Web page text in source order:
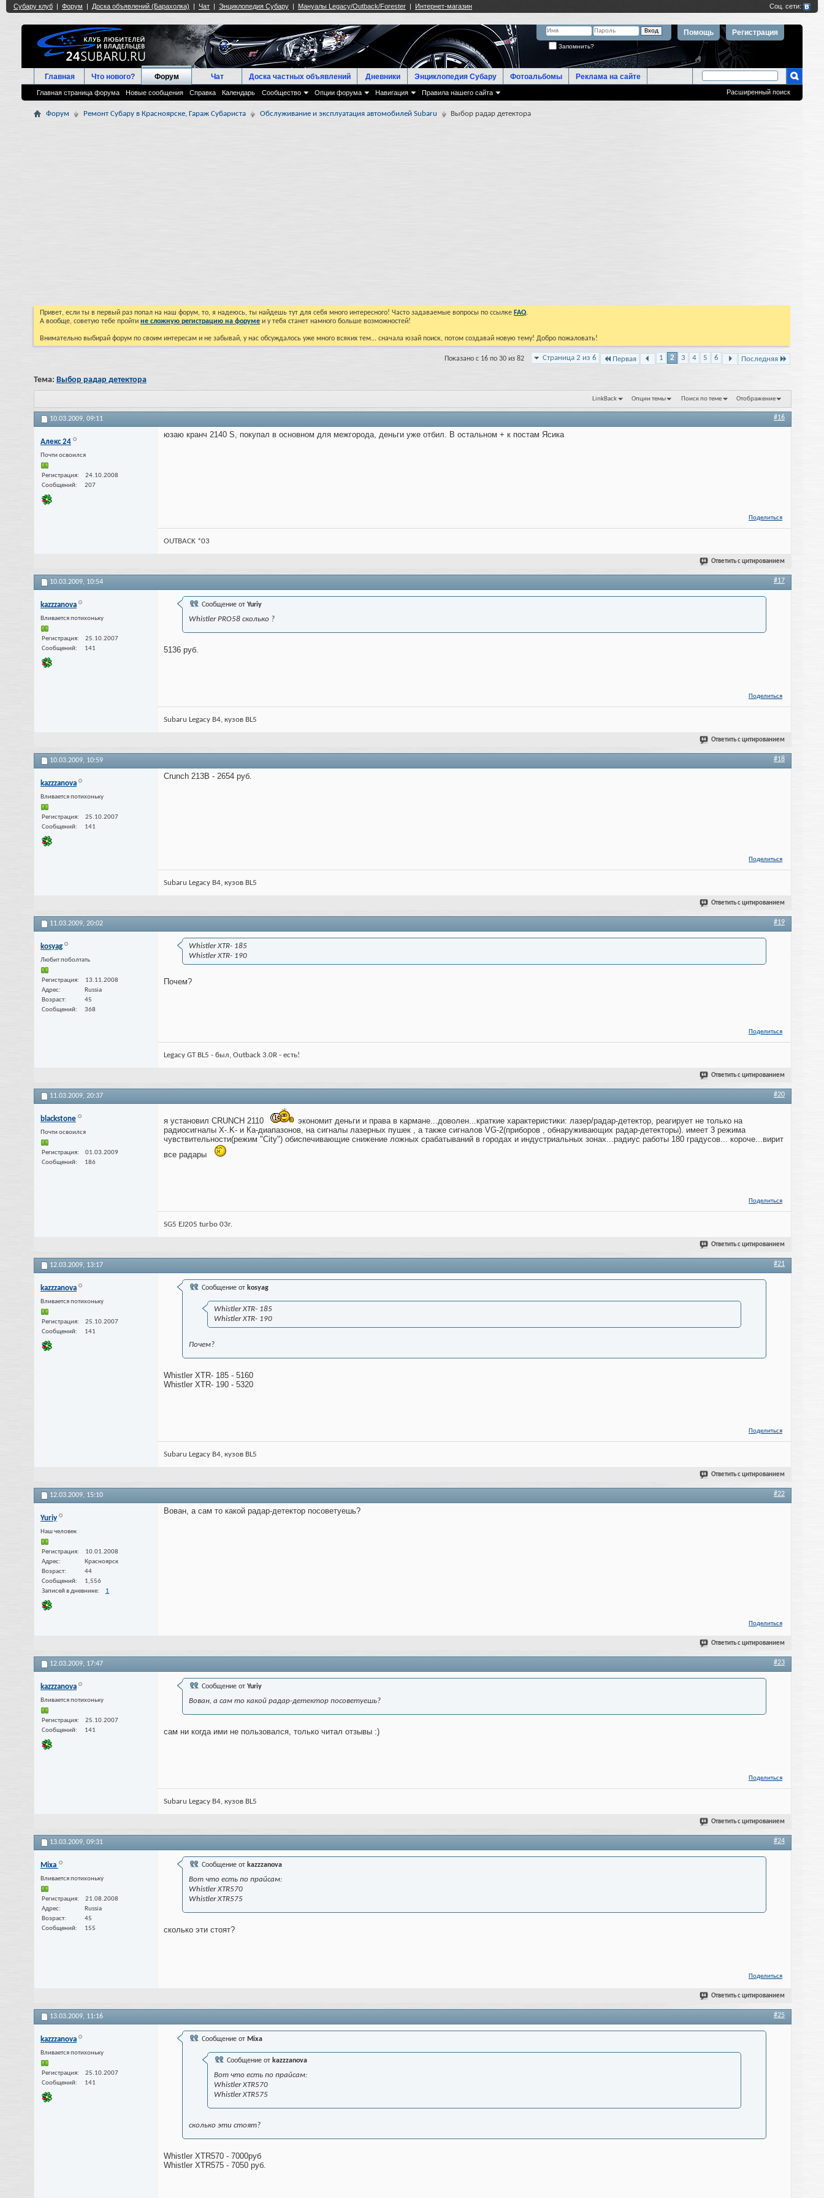
Регистрация
Помощь
Запомнить?
Главная Что нового? Форум
Главная страница форума Новые сообщения Справка Календарь Сообщество Опции форума Навигация Правила нашего сайта
Чат Доска частных объявлений Дневники Энциклопедия Субару Фотоальбомы Реклама на сайте
Расширенный поиск
Форум Ремонт Субару в Красноярске, Гараж Субариста Обслуживание и эксплуатация автомобилей Subaru Выбор радар детектора
Привет, если ты в первый раз попал на наш форум, то, я надеюсь, ты найдешь тут для себя много интересного! Часто задаваемые вопросы по ссылке FAQ.
А вообще, советую тебе пройти не сложную регистрацию на форуме и у тебя станет намного больше возможностей!
Внимательно выбирай форум по своим интересам и не забывай, у нас обсуждалось уже много всяких тем... сначала юзай поиск, потом создавай новую тему! Добро пожаловать!
Страница 2 из 6 Первая 1 2 3 4 5 6 Последняя
Показано с 16 по 30 из 82
Тема: Выбор радар детектора
LinkBack Опции темы Поиск по теме Отображение
10.03.2009, 09:11 #16
Алекс 24
Почти освоился
Регистрация
24.10.2008
Сообщений
207
юзаю кранч 2140 S, покупал в основном для межгорода, деньги уже отбил. В остальном + к постам Ясика
Поделиться
OUTBACK *03
Ответить с цитированием
10.03.2009, 10:54 #17
kazzzanova
Вливается потихоньку
Регистрация
25.10.2007
Сообщений
141
Сообщение от Yuriy
Whistler PRO58 сколько ?
5136 руб.
Поделиться
Subaru Legacy B4, кузов BL5
Ответить с цитированием
10.03.2009, 10:59 #18
kazzzanova
Вливается потихоньку
Регистрация
25.10.2007
Сообщений
141
Crunch 213В - 2654 руб.
Поделиться
Subaru Legacy B4, кузов BL5
Ответить с цитированием
11.03.2009, 20:02 #19
kosyag
Любит поболтать
Регистрация
13.11.2008
Адрес
Russia
Возраст
45
Сообщений
368
Whistler XTR- 185
Whistler XTR- 190
Почем?
Поделиться
Legacy GT BL5 - был, Outback 3.0R - есть!
Ответить с цитированием
11.03.2009, 20:37 #20
blackstone
Почти освоился
Регистрация
01.03.2009
Сообщений
186
я установил CRUNCH 2110
экономит деньги и права в кармане...доволен...краткие характеристики: лазер/радар-детектор, реагирует не только на
радиосигналы X-.K- и Ка-диапазонов, на сигналы лазерных пушек , а также сигналов VG-2(приборов , обнаруживающих радар-детекторы). имеет 3 режима
чувствительности(режим "City") обиспечивающие снижение ложных срабатываний в городах и индустриальных зонах...радиус работы 180 градусов... короче...вирит
все радары
Поделиться
SG5 EJ205 turbo 03г.
Ответить с цитированием
12.03.2009, 13:17 #21
kazzzanova
Вливается потихоньку
Регистрация
25.10.2007
Сообщений
141
Сообщение от kosyag
Whistler XTR- 185
Whistler XTR- 190
Почем?
Whistler XTR- 185 - 5160
Whistler XTR- 190 - 5320
Поделиться
Subaru Legacy B4, кузов BL5
Ответить с цитированием
12.03.2009, 15:10 #22
Yuriy
Наш человек
Регистрация
10.01.2008
Адрес
Красноярск
Возраст
44
Сообщений
1,556
Записей в дневнике
1
Вован, а сам то какой радар-детектор посоветуешь?
Поделиться
Ответить с цитированием
12.03.2009, 17:47 #23
kazzzanova
Вливается потихоньку
Регистрация
25.10.2007
Сообщений
141
Сообщение от Yuriy
Вован, а сам то какой радар-детектор посоветуешь?
сам ни когда ими не пользовался, только читал отзывы :)
Поделиться
Subaru Legacy B4, кузов BL5
Ответить с цитированием
13.03.2009, 09:31 #24
Mixa
Вливается потихоньку
Регистрация
21.08.2008
Адрес
Russia
Возраст
45
Сообщений
155
Сообщение от kazzzanova
Вот что есть по прайсам:
Whistler XTR570
Whistler XTR575
сколько эти стоят?
Поделиться
Ответить с цитированием
13.03.2009, 11:16 #25
kazzzanova
Вливается потихоньку
Регистрация
25.10.2007
Сообщений
141
Сообщение от Mixa
Сообщение от kazzzanova
Вот что есть по прайсам:
Whistler XTR570
Whistler XTR575
сколько эти стоят?
Whistler XTR570 - 7000руб
Whistler XTR575 - 7050 руб.